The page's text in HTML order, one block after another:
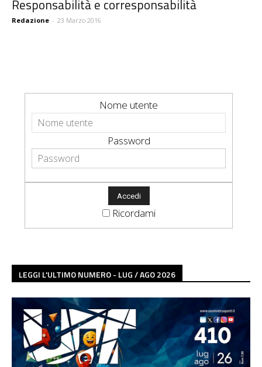
Responsabilità e corresponsabilità
Redazione - 23 Marzo 2016
Nome utente
Password
Ricordami
LEGGI L'ULTIMO NUMERO - LUG / AGO 2026